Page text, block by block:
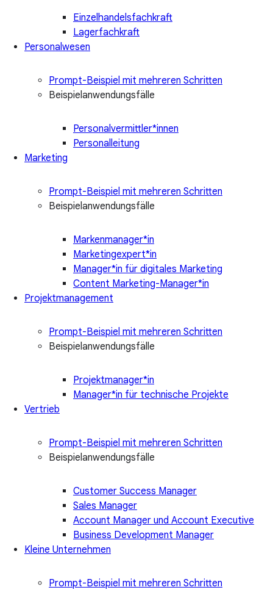
Einzelhandelsfachkraft
Lagerfachkraft
Personalwesen
Prompt-Beispiel mit mehreren Schritten
Beispielanwendungsfälle
Personalvermittler*innen
Personalleitung
Marketing
Prompt-Beispiel mit mehreren Schritten
Beispielanwendungsfälle
Markenmanager*in
Marketingexpert*in
Manager*in für digitales Marketing
Content Marketing-Manager*in
Projektmanagement
Prompt-Beispiel mit mehreren Schritten
Beispielanwendungsfälle
Projektmanager*in
Manager*in für technische Projekte
Vertrieb
Prompt-Beispiel mit mehreren Schritten
Beispielanwendungsfälle
Customer Success Manager
Sales Manager
Account Manager und Account Executive
Business Development Manager
Kleine Unternehmen
Prompt-Beispiel mit mehreren Schritten